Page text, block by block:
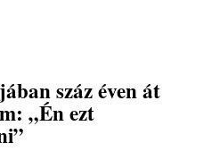
száz éven át
„Én ezt